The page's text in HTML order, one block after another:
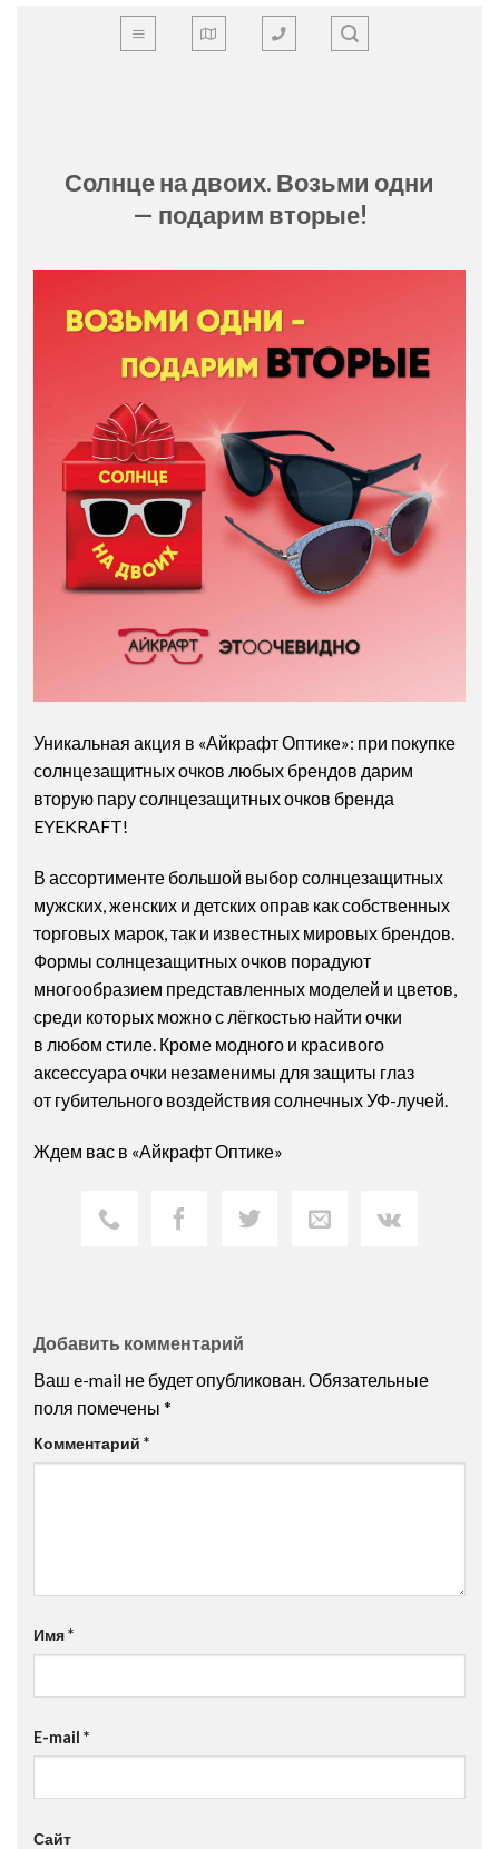
Солнце на двоих. Возьми одни
— подарим вторые!
Уникальная акция в «Айкрафт Оптике»: при покупке
солнцезащитных очков любых брендов дарим
вторую пару солнцезащитных очков бренда
EYEKRAFT!
В ассортименте большой выбор солнцезащитных
мужских, женских и детских оправ как собственных
торговых марок, так и известных мировых брендов.
Формы солнцезащитных очков порадуют
многообразием представленных моделей и цветов,
среди которых можно с лёгкостью найти очки
в любом стиле. Кроме модного и красивого
аксессуара очки незаменимы для защиты глаз
от губительного воздействия солнечных УФ-лучей.
Ждем вас в «Айкрафт Оптике»
Добавить комментарий
Ваш e-mail не будет опубликован.Обязательные
поля помечены *
Комментарий *
Имя*
E-mail *
Сайт